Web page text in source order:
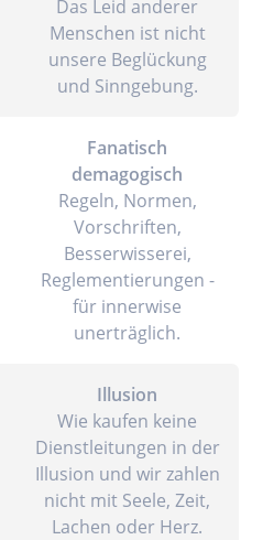
Das Leid anderer
Menschen ist nicht
unsere Beglückung
und Sinngebung.
Fanatisch
demagogisch
Regeln, Normen,
Vorschriften,
Besserwisserei,
Reglementierungen -
für innerwise
unerträglich.
Illusion
Wie kaufen keine
Dienstleitungen in der
Illusion und wir zahlen
nicht mit Seele, Zeit,
Lachen oder Herz.